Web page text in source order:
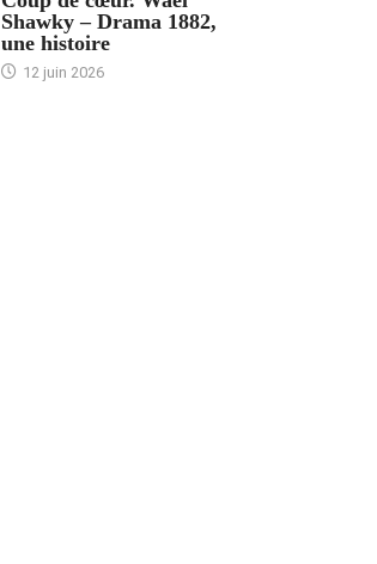
Shawky – Drama 1882,
une histoire
12 juin 2026